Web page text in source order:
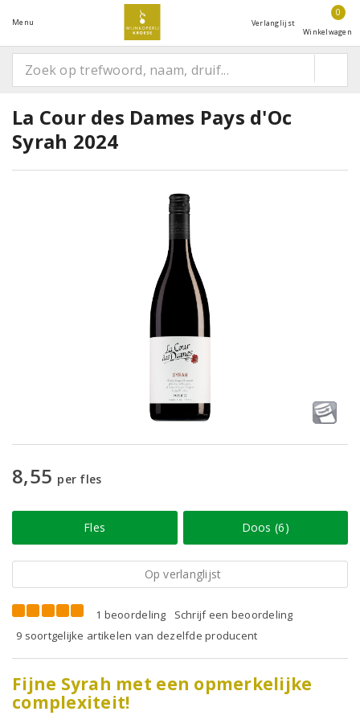
Menu Verlanglijst
0
Winkelwagen
La Cour des Dames Pays d'Oc
Syrah 2024
8,55 per fles
Fles Doos (6)
Op verlanglijst
1 beoordeling
Schrijf een beoordeling
9 soortgelijke artikelen van dezelfde producent
Fijne Syrah met een opmerkelijke
complexiteit!